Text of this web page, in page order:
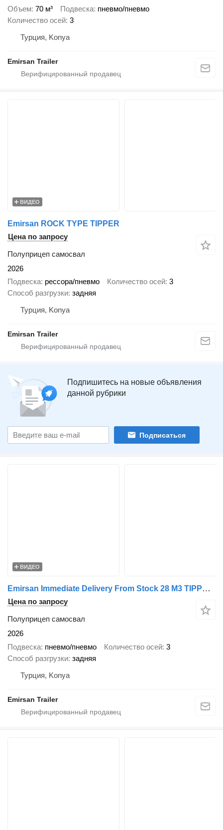
Объем 70 м³ Подвеска пневмо/пневмо
Количество осей 3
Турция, Konya
Emirsan Trailer
ВИДЕО
Emirsan ROCK TYPE TIPPER
Цена по запросу
Полуприцеп самосвал
2026
Подвеска рессора/пневмо Количество осей 3
Способ разгрузки задняя
Турция, Konya
Emirsan Trailer
Подпишитесь на новые объявления
данной рубрики
Подписаться
ВИДЕО
Emirsan Immediate Delivery From Stock 28 M3 TIPPER - HARDOX BODY !
Цена по запросу
Полуприцеп самосвал
2026
Подвеска пневмо/пневмо Количество осей 3
Способ разгрузки задняя
Турция, Konya
Emirsan Trailer